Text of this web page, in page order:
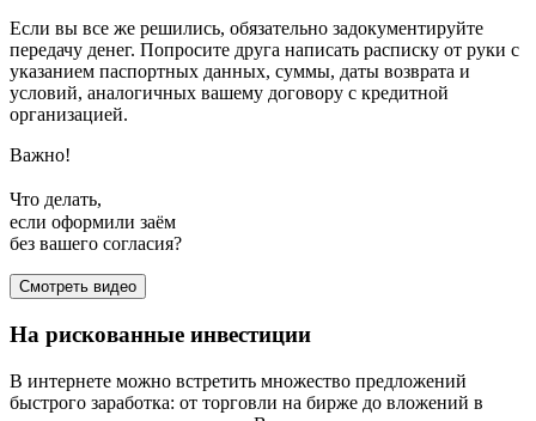
Если вы все же решились, обязательно задокументируйте
передачу денег. Попросите друга написать расписку от руки с
указанием паспортных данных, суммы, даты возврата и
условий, аналогичных вашему договору с кредитной
организацией.
Важно!
Что делать,
если оформили заём
без вашего согласия?
Смотреть видео
На рискованные инвестиции
В интернете можно встретить множество предложений
быстрого заработка: от торговли на бирже до вложений в